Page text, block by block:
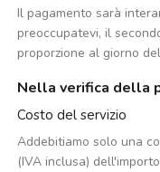
Il pagamento sarà
preoccupatevi, il
proporzione al giorno
Nella verifica della
Costo del servizio
Addebitiamo solo una
(IVA inclusa)